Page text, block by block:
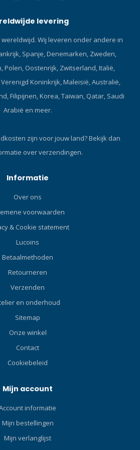
levering
Wij leveren onder andere in
Spanje, Denemarken, Zweden,
Polen, Oostenrijk, Zwitserland, Italië,
Koninkrijk, Maleisië, Australië,
Filipijnen, Korea, Taiwan, Qatar, Saudi
Arabië en meer.
zijn voor jouw land?Bekijk dan
over verzendingen.
Informatie
Over ons
voorwaarden
& Cookie statement
Lucoins
Betaalmethoden
Retourneren
Verzenden
en onderhoud
Sitemap
Onze winkel
Contact
Cookiebeleid
Mijn account
informatie
Mijn bestellingen
Mijn verlanglijst